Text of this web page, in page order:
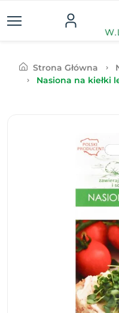
Strona Główna
Nasiona na kiełki